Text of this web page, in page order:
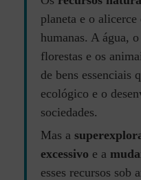
planeta e o alicerce
humanas. A água,
florestas e os
de bens essenciais
ecológico e o
sociedades.
Mas a
excessivo e a
esses recursos sob